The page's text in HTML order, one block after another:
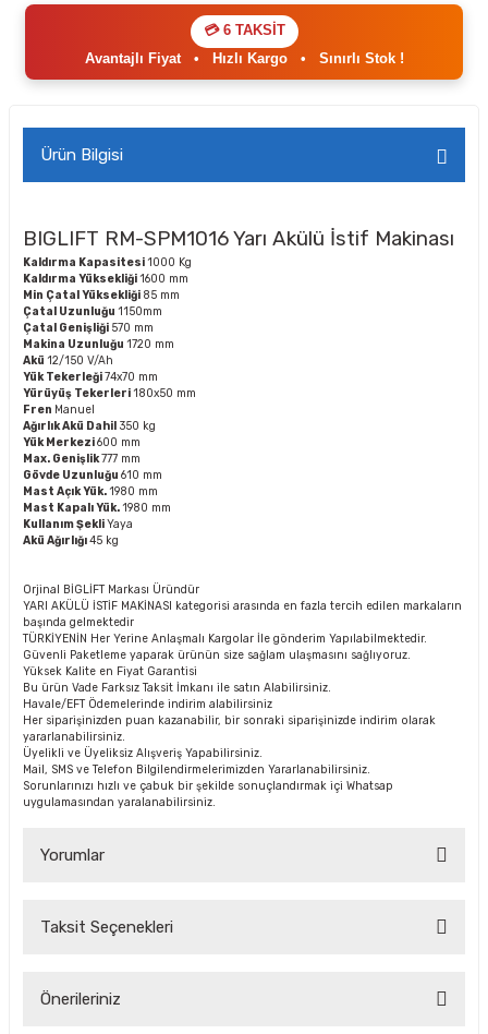
💳 6 TAKSİT
Avantajlı Fiyat• Hızlı Kargo• Sınırlı Stok !
Ürün Bilgisi
BIGLIFT RM-SPM1016 Yarı Akülü İstif Makinası
Kaldırma Kapasitesi1000 Kg
Kaldırma Yüksekliği1600 mm
Min Çatal Yüksekliği 85 mm
Çatal Uzunluğu 1150mm
Çatal Genişliği 570 mm
Makina Uzunluğu 1720 mm
Akü 12/150 V/Ah
Yük Tekerleği74x70 mm
Yürüyüş Tekerleri180x50 mm
Fren Manuel
Ağırlık Akü Dahil 350 kg
Yük Merkezi600 mm
Max. Genişlik777 mm
Gövde Uzunluğu 610 mm
Mast Açık Yük.1980 mm
Mast Kapalı Yük.1980 mm
Kullanım ŞekliYaya
Akü Ağırlığı45 kg
Orjinal BİGLİFT Markası Üründür
YARI AKÜLÜ İSTİF MAKİNASI kategorisi arasında en fazla tercih edilen markaların
başında gelmektedir
TÜRKİYENİN Her Yerine Anlaşmalı Kargolar İle gönderim Yapılabilmektedir.
Güvenli Paketleme yaparak ürünün size sağlam ulaşmasını sağlıyoruz.
Yüksek Kalite en Fiyat Garantisi
Bu ürün Vade Farksız Taksit İmkanı ile satın Alabilirsiniz.
Havale/EFT Ödemelerinde indirim alabilirsiniz
Her siparişinizden puan kazanabilir, bir sonraki siparişinizde indirim olarak
yararlanabilirsiniz.
Üyelikli ve Üyeliksiz Alışveriş Yapabilirsiniz.
Mail, SMS ve Telefon Bilgilendirmelerimizden Yararlanabilirsiniz.
Sorunlarınızı hızlı ve çabuk bir şekilde sonuçlandırmak içi Whatsap
uygulamasından yaralanabilirsiniz.
Yorumlar
Taksit Seçenekleri
Önerileriniz